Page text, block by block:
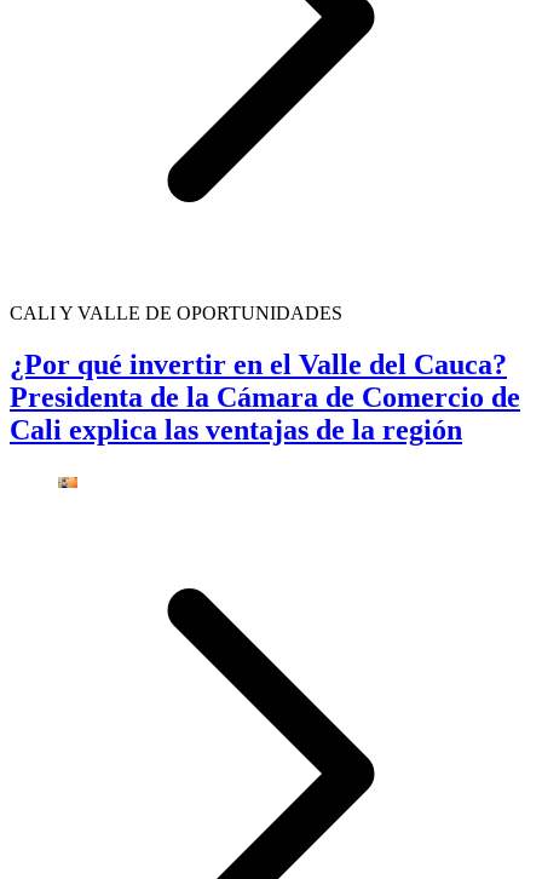
CALI Y VALLE DE OPORTUNIDADES
¿Por qué invertir en el Valle del Cauca?
Presidenta de la Cámara de Comercio de
Cali explica las ventajas de la región